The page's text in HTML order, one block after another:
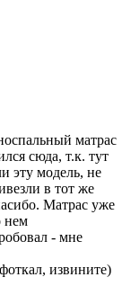
матрас
сюда, т.к. тут
эту модель, не
в тот же
Матрас уже
нем
- мне
извините)